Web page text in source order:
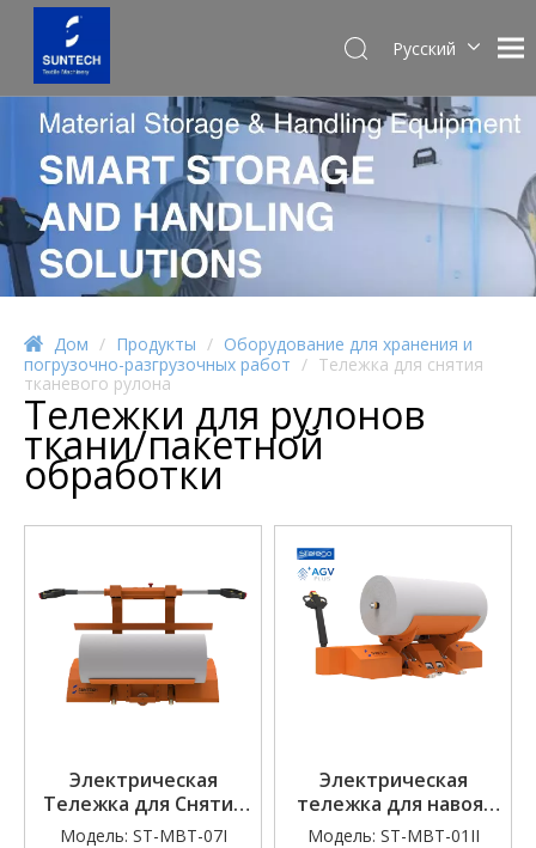
Pусский
Español
Дом / Продукты / Оборудование для хранения и
погрузочно-разгрузочных работ / Тележка для снятия
тканевого рулона
Тележки для рулонов
ткани/пакетной
обработки
Электрическая
Тележка для Снятия
Рулонов Ткани
Модель: ST-MBT-07I
Электрическая
тележка для навоя/
партий (колыбельный
Модель: ST-MBT-01II